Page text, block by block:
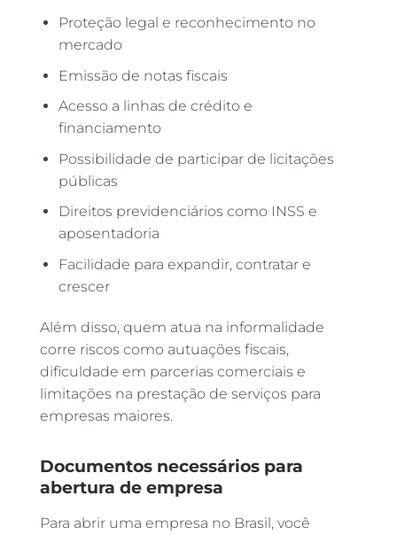
Proteção legal e reconhecimento no
mercado
Emissão de notas fiscais
Acesso a linhas de crédito e
financiamento
Possibilidade de participar de licitações
públicas
Direitos previdenciários como INSS e
aposentadoria
Facilidade para expandir, contratar e
crescer
Além disso, quem atua na informalidade
corre riscos como autuações fiscais,
dificuldade em parcerias comerciais e
limitações na prestação de serviços para
empresas maiores.
Documentos necessários para
abertura de empresa
Para abrir uma empresa no Brasil, você